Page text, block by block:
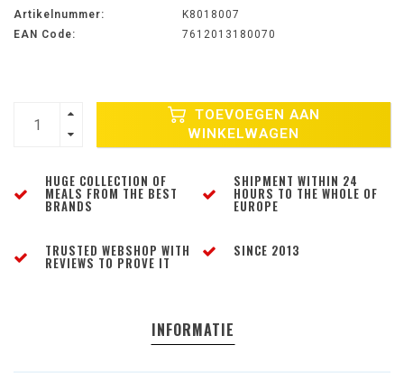
Artikelnummer:
K8018007
EAN Code:
7612013180070
TOEVOEGEN AAN
WINKELWAGEN
HUGE COLLECTION OF
MEALS FROM THE BEST
BRANDS
SHIPMENT WITHIN 24
HOURS TO THE WHOLE OF
EUROPE
TRUSTED WEBSHOP WITH
REVIEWS TO PROVE IT
SINCE 2013
INFORMATIE